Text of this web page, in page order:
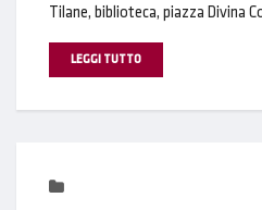
Tilane, biblioteca, piazza Divina
LEGGI TUTTO